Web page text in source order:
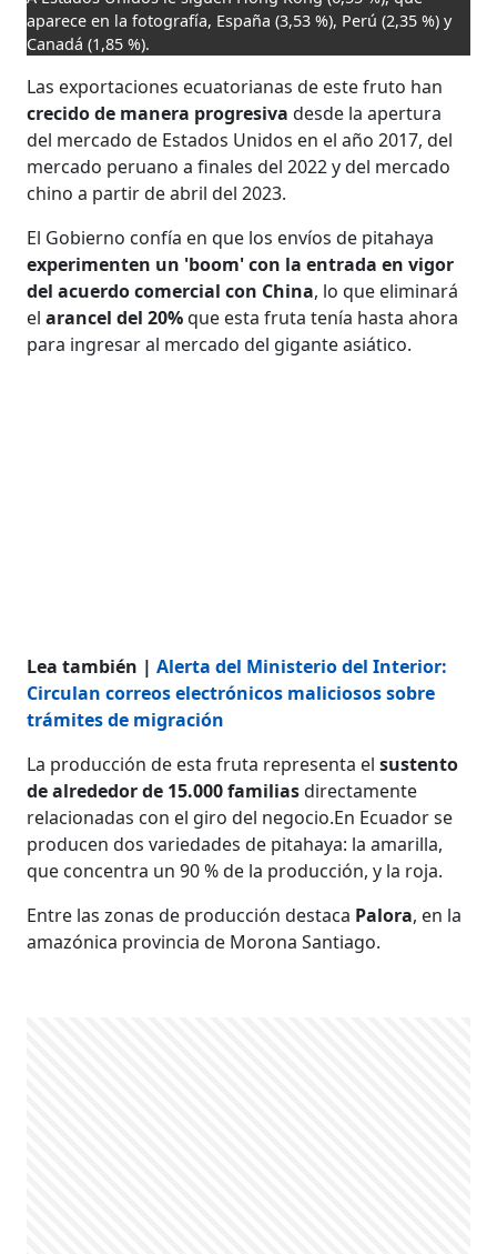
aparece en la fotografía, España (3,53 %), Perú (2,35 %) y
Canadá (1,85 %).
Las exportaciones ecuatorianas de este fruto han
crecido de manera progresiva desde la apertura
del mercado de Estados Unidos en el año 2017, del
mercado peruano a finales del 2022 y del mercado
chino a partir de abril del 2023.
El Gobierno confía en que los envíos de pitahaya
experimenten un 'boom' con la entrada en vigor
del acuerdo comercial con China, lo que eliminará
el arancel del 20%que esta fruta tenía hasta ahora
para ingresar al mercado del gigante asiático.
Lea también |Alerta del Ministerio del Interior:
Circulan correos electrónicos maliciosos sobre
trámites de migración
La producción de esta fruta representa elsustento
de alrededor de 15.000 familiasdirectamente
relacionadas con el giro del negocio.En Ecuador se
producen dos variedades de pitahaya: la amarilla,
que concentra un 90 % de la producción, y la roja.
Entre las zonas de producción destaca Palora, en la
amazónica provincia de Morona Santiago.